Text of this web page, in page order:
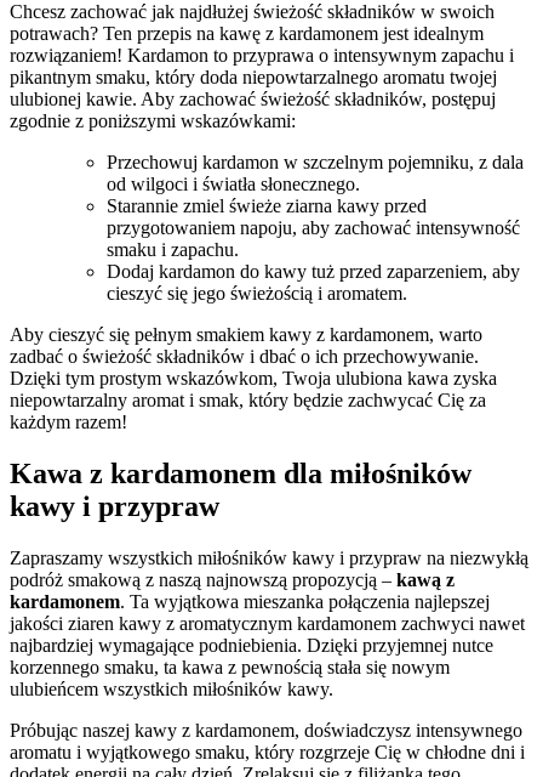
Chcesz zachować jak ‍najdłużej⁤ świeżość ⁤składników ‌w ⁣swoich
potrawach? Ten przepis na‍ kawę z kardamonem ⁤jest ⁣idealnym⁤
rozwiązaniem! ​Kardamon to⁣ przyprawa o intensywnym zapachu ⁣i
pikantnym smaku, ‍który doda niepowtarzalnego ⁤aromatu​ twojej
ulubionej ⁤kawie. Aby⁤ zachować świeżość składników, ‍postępuj
zgodnie z poniższymi wskazówkami:
Przechowuj⁣ kardamon ​w⁢ szczelnym pojemniku, z ⁢dala
⁤od wilgoci i światła⁣ słonecznego.
Starannie zmiel świeże ziarna ​kawy ⁤przed
przygotowaniem napoju, aby zachować intensywność⁤
smaku⁣ i zapachu.
Dodaj kardamon do kawy tuż przed zaparzeniem, aby‍
cieszyć się⁣ jego ‌świeżością‍ i aromatem.
Aby cieszyć się pełnym smakiem kawy z kardamonem, warto
zadbać o świeżość składników i ⁣dbać o‍ ich przechowywanie.
Dzięki tym prostym wskazówkom, Twoja ulubiona kawa zyska⁣
niepowtarzalny ‍aromat i smak,⁤ który będzie zachwycać Cię za
każdym razem!
Kawa z kardamonem ‍dla‍ miłośników
kawy i przypraw
Zapraszamy wszystkich ‌miłośników kawy i ‌przypraw na niezwykłą
⁤podróż smakową z naszą najnowszą propozycją – kawą z
kardamonem. ⁢Ta ⁣wyjątkowa⁢ mieszanka połączenia ‍najlepszej⁤
jakości ⁤ziaren ​kawy​ z aromatycznym kardamonem zachwyci nawet
najbardziej wymagające​ podniebienia. Dzięki ‍przyjemnej nutce
‍korzennego⁢ smaku, ta kawa z pewnością stała się⁢ nowym
ulubieńcem wszystkich ​miłośników ​kawy.
Próbując​ naszej kawy z kardamonem, ⁣doświadczysz intensywnego
aromatu i wyjątkowego smaku,​ który rozgrzeje Cię w chłodne dni i​